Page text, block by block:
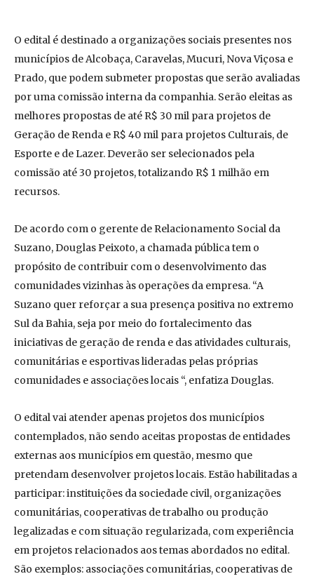
O edital é destinado a organizações sociais presentes nos
municípios de Alcobaça, Caravelas, Mucuri, Nova Viçosa e
Prado, que podem submeter propostas que serão avaliadas
por uma comissão interna da companhia. Serão eleitas as
melhores propostas de até R$ 30 mil para projetos de
Geração de Renda e R$ 40 mil para projetos Culturais, de
Esporte e de Lazer. Deverão ser selecionados pela
comissão até 30 projetos, totalizando R$ 1 milhão em
recursos.
De acordo com o gerente de Relacionamento Social da
Suzano, Douglas Peixoto, a chamada pública tem o
propósito de contribuir com o desenvolvimento das
comunidades vizinhas às operações da empresa. “A
Suzano quer reforçar a sua presença positiva no extremo
Sul da Bahia, seja por meio do fortalecimento das
iniciativas de geração de renda e das atividades culturais,
comunitárias e esportivas lideradas pelas próprias
comunidades e associações locais “, enfatiza Douglas.
O edital vai atender apenas projetos dos municípios
contemplados, não sendo aceitas propostas de entidades
externas aos municípios em questão, mesmo que
pretendam desenvolver projetos locais. Estão habilitadas a
participar: instituições da sociedade civil, organizações
comunitárias, cooperativas de trabalho ou produção
legalizadas e com situação regularizada, com experiência
em projetos relacionados aos temas abordados no edital.
São exemplos: associações comunitárias, cooperativas de